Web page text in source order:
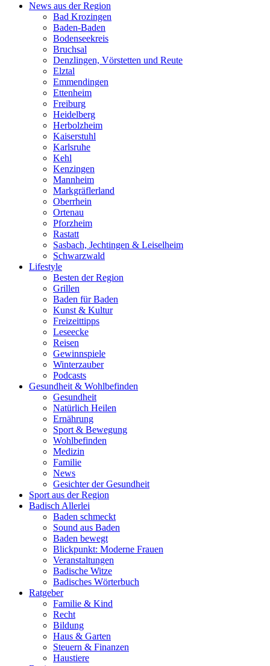
News aus der Region
Bad Krozingen
Baden-Baden
Bodenseekreis
Bruchsal
Denzlingen, Vörstetten und Reute
Elztal
Emmendingen
Ettenheim
Freiburg
Heidelberg
Herbolzheim
Kaiserstuhl
Karlsruhe
Kehl
Kenzingen
Mannheim
Markgräflerland
Oberrhein
Ortenau
Pforzheim
Rastatt
Sasbach, Jechtingen & Leiselheim
Schwarzwald
Lifestyle
Besten der Region
Grillen
Baden für Baden
Kunst & Kultur
Freizeittipps
Leseecke
Reisen
Gewinnspiele
Winterzauber
Podcasts
Gesundheit & Wohlbefinden
Gesundheit
Natürlich Heilen
Ernährung
Sport & Bewegung
Wohlbefinden
Medizin
Familie
News
Gesichter der Gesundheit
Sport aus der Region
Badisch Allerlei
Baden schmeckt
Sound aus Baden
Baden bewegt
Blickpunkt: Moderne Frauen
Veranstaltungen
Badische Witze
Badisches Wörterbuch
Ratgeber
Familie & Kind
Recht
Bildung
Haus & Garten
Steuern & Finanzen
Haustiere